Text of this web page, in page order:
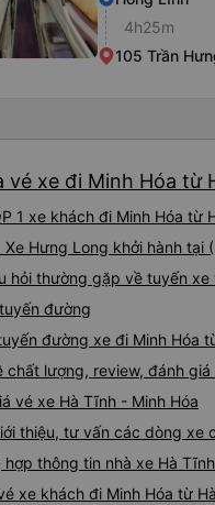
4h25m
105 Trần
vé xe đi Minh Hóa từ
1 xe khách đi Minh Hóa
Xe Hưng Long khởi hành tại
hỏi thường gặp về tuyến xe
đường
đường xe đi Minh Hóa
chất lượng, review, đánh
vé xe Hà Tĩnh - Minh Hóa
thiệu, tư vấn các dòng xe
hợp thông tin nhà xe Hà
xe khách đi Minh Hóa từ